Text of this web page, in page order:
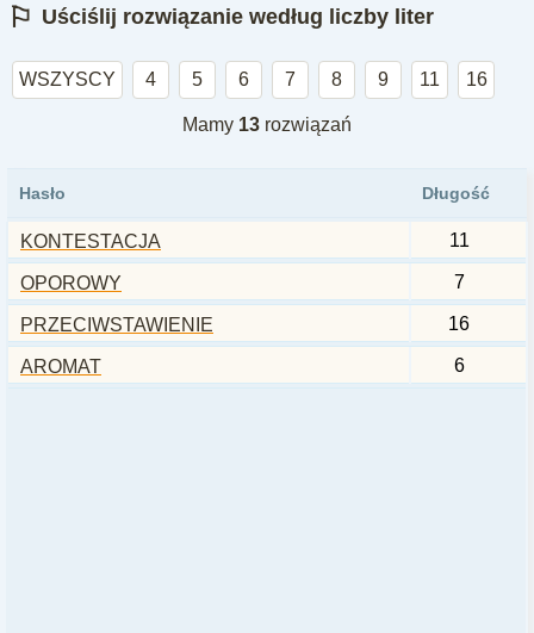
⚐ Uściślij rozwiązanie według liczby liter
WSZYSCY 4 5 6 7 8 9 11 16
Mamy 13 rozwiązań
Hasło Długość
KONTESTACJA 11
OPOROWY 7
PRZECIWSTAWIENIE 16
AROMAT 6